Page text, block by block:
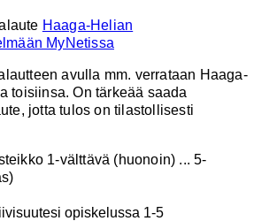
Haaga-Helian
MyNetissa
avulla mm. verrataan Haaga-
toisiinsa. On tärkeää saada
jotta tulos on tilastollisesti
1-välttävä (huonoin) ... 5-
opiskelussa 1-5